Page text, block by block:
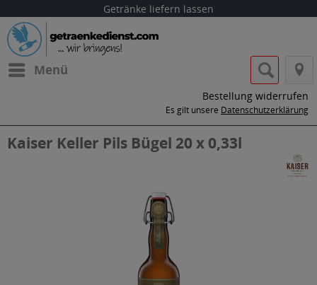
Getränke liefern lassen
Menü
Bestellung widerrufen
Es gilt unsere Datenschutzerklärung
Kaiser Keller Pils Bügel 20 x 0,33l